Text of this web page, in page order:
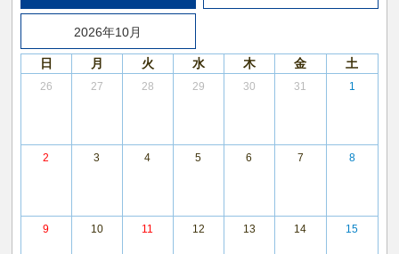
2026年10月
日 月 火 水 木 金 土
26 27 28 29 30 31 1
2 3 4 5 6 7 8
9 10 11 12 13 14 15